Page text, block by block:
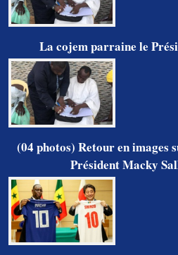
La cojem parraine le
(04 photos) Retour en images
Président Macky